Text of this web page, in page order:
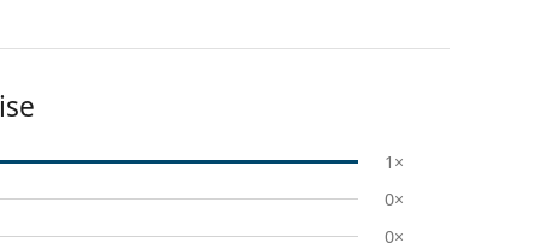
1×
0×
0×